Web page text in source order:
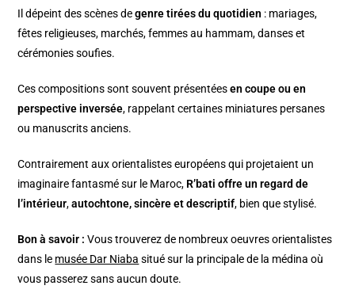
Il dépeint des scènes degenre tirées du quotidien : mariages,
fêtes religieuses, marchés, femmes au hammam, danses et
cérémonies soufies.
Ces compositions sont souvent présentéesen coupe ou en
perspective inversée, rappelant certaines miniatures persanes
ou manuscrits anciens.
Contrairement aux orientalistes européens qui projetaient un
imaginaire fantasmé sur le Maroc, R’bati offre un regard de
l’intérieur,autochtone, sincère et descriptif, bien que stylisé.
Bon à savoir :Vous trouverez de nombreux oeuvres orientalistes
dans le musée Dar Niaba situé sur la principale de la médina où
vous passerez sans aucun doute.